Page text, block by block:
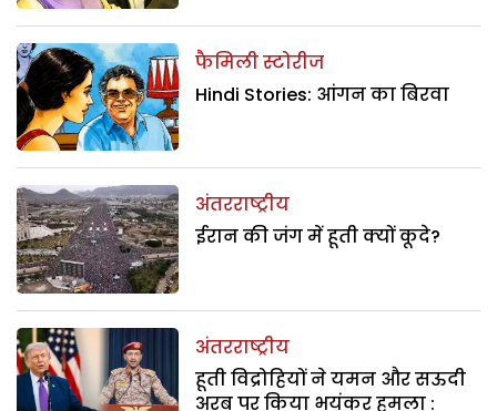
फैमिली स्टोरीज
Hindi Stories: आंगन का बिरवा
अंतरराष्ट्रीय
ईरान की जंग में हूती क्यों कूदे?
अंतरराष्ट्रीय
हूती विद्रोहियों ने यमन और सऊदी
अरब पर किया भयंकर हमला :